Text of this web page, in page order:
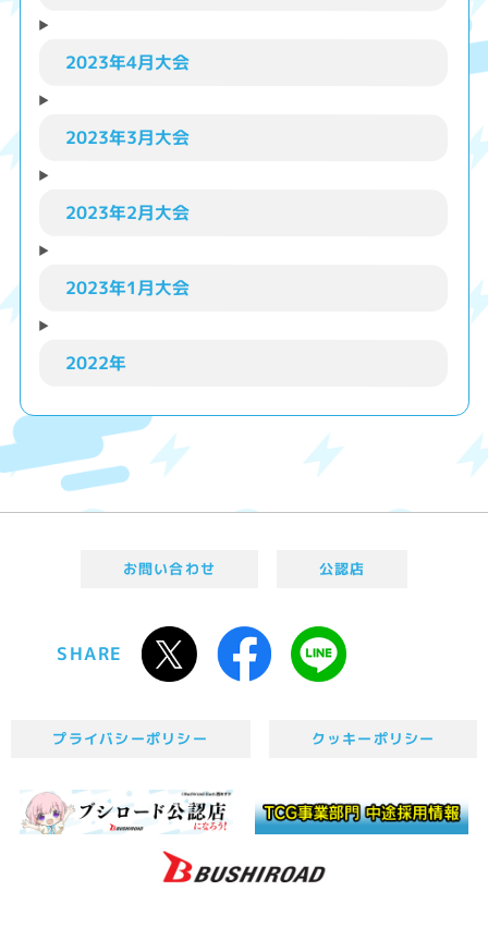
2023年4月大会
2023年3月大会
2023年2月大会
2023年1月大会
2022年
お問い合わせ 公認店
SHARE
プライバシーポリシー クッキーポリシー